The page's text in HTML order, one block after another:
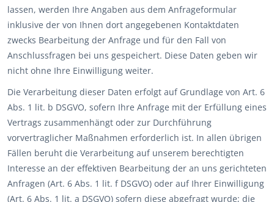
lassen, werden Ihre Angaben aus dem Anfrageformular
inklusive der von Ihnen dort angegebenen Kontaktdaten
zwecks Bearbeitung der Anfrage und für den Fall von
Anschlussfragen bei uns gespeichert. Diese Daten geben wir
nicht ohne Ihre Einwilligung weiter.
Die Verarbeitung dieser Daten erfolgt auf Grundlage von Art. 6
Abs. 1 lit. b DSGVO, sofern Ihre Anfrage mit der Erfüllung eines
Vertrags zusammenhängt oder zur Durchführung
vorvertraglicher Maßnahmen erforderlich ist. In allen übrigen
Fällen beruht die Verarbeitung auf unserem berechtigten
Interesse an der effektiven Bearbeitung der an uns gerichteten
Anfragen (Art. 6 Abs. 1 lit. f DSGVO) oder auf Ihrer Einwilligung
(Art. 6 Abs. 1 lit. a DSGVO) sofern diese abgefragt wurde; die